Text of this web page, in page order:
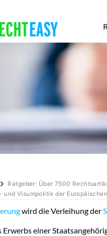
Ratgeber: Über 7500
und Visumpolitik der
wird die Verleihung der
Erwerbs einer